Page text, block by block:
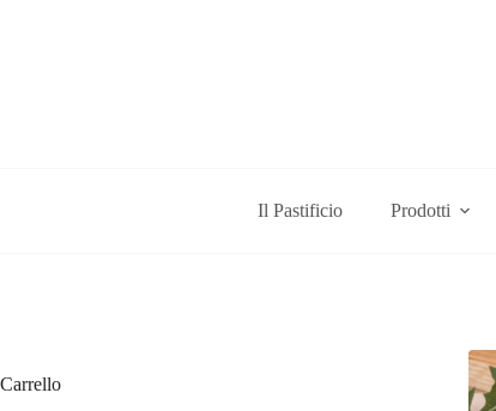
Il Pastificio Prodotti
Carrello